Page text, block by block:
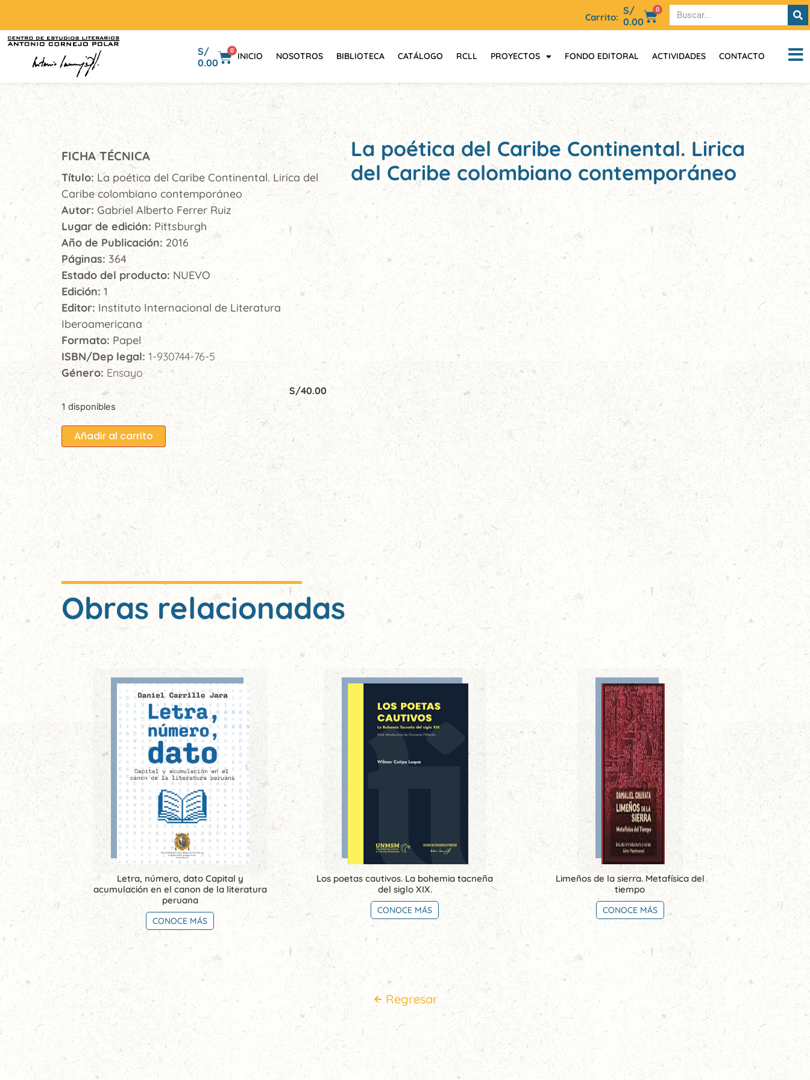
Carrito:
S/
0.00
0
S/
0.00
0
INICIO NOSOTROS BIBLIOTECA CATÁLOGO RCLL PROYECTOS FONDO EDITORAL ACTIVIDADES CONTACTO
FICHA TÉCNICA
Título: La poética del Caribe Continental. Lirica del
Caribe colombiano contemporáneo
Autor:Gabriel Alberto Ferrer Ruiz
Lugar de edición: Pittsburgh
Año de Publicación: 2016
Páginas: 364
Estado del producto: NUEVO
Edición:1
Editor: Instituto Internacional de Literatura
Iberoamericana
Formato: Papel
ISBN/Dep legal: 1-930744-76-5
Género: Ensayo
S/40.00
1 disponibles
Añadir al carrito
La poética del Caribe Continental. Lirica
del Caribe colombiano contemporáneo
Obras relacionadas
Letra, número, dato Capital y
acumulación en el canon de la literatura
peruana
CONOCE MÁS
Los poetas cautivos. La bohemia tacneña
del siglo XIX.
CONOCE MÁS
Limeños de la sierra. Metafísica del
tiempo
CONOCE MÁS
Regresar